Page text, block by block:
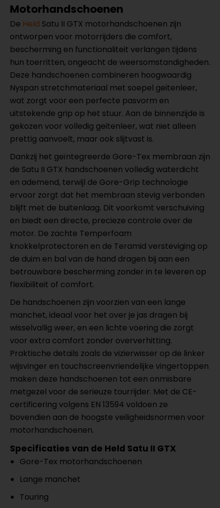
Motorhandschoenen
De Held Satu II GTX motorhandschoenen zijn
ontworpen voor motorrijders die comfort,
bescherming en functionaliteit verlangen tijdens
hun toerritten, ongeacht de weersomstandigheden.
Deze handschoenen combineren hoogwaardig
Nyspan stretchmateriaal met soepel geitenleer,
wat zorgt voor een perfecte pasvorm en
uitstekende grip op het stuur. Aan de binnenzijde is
gekozen voor volledig geitenleer, wat niet alleen
prettig aanvoelt, maar ook slijtvast is.
Dankzij het geïntegreerde Gore-Tex membraan zijn
de Satu II GTX handschoenen volledig waterdicht
en ademend, terwijl de Gore-Grip technologie
ervoor zorgt dat het membraan stevig verbonden
blijft met de buitenlaag. Dit voorkomt verschuiving
en biedt een directe, precieze controle over de
motor. De zachte Temperfoam
knokkelprotectoren en de Teramid versteviging op
de duim en bal van de hand dragen bij aan een
betrouwbare bescherming zonder in te leveren op
flexibiliteit of comfort.
De handschoenen zijn voorzien van een lange
manchet, ideaal voor het over je jas dragen bij
wisselvallig weer, en een lichte voering die zorgt
voor extra comfort zonder oververhitting.
Praktische details zoals de vizierwisser op de linker
wijsvinger en touchscreenvriendelijke vingertoppen
maken deze handschoenen tot een onmisbare
metgezel voor de serieuze tourrijder. Met de CE-
certificering volgens EN 13594 voldoen ze
bovendien aan de hoogste veiligheidsnormen voor
motorhandschoenen.
Specificaties van de Held Satu II GTX
Gore-Tex motorhandschoenen
Lange manchet
Touring